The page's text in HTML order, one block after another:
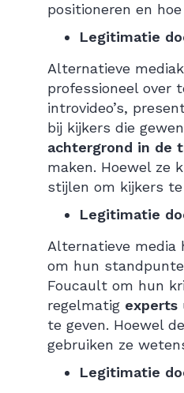
positioneren en
Legitimatie
Alternatieve
professioneel over
introvideo’s,
bij kijkers die
achtergrond in de
maken. Hoewel ze
stijlen om kijkers te
Legitimatie
Alternatieve media
om hun
Foucault om hun
regelmatig experts
te geven. Hoewel
gebruiken ze
Legitimatie